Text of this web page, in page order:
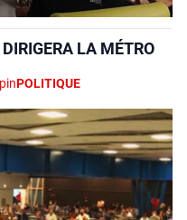
LA MÉTRO
POLITIQUE